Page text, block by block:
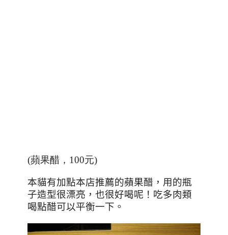
(蘋果醋，100元)
本貓有加點本店推薦的蘋果醋，用的瓶
子造型很漂亮，也很好喝呢！吃多肉類
喝點醋可以平衡一下。